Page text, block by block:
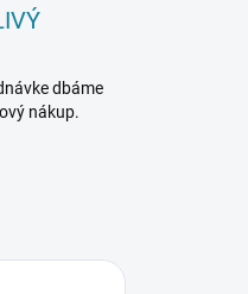
dbáme
nákup.